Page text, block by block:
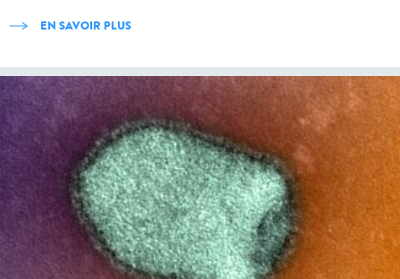
EN SAVOIR PLUS